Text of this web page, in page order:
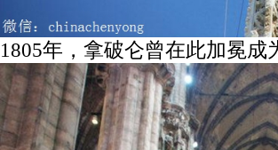
1805年，拿破仑曾在此加冕成